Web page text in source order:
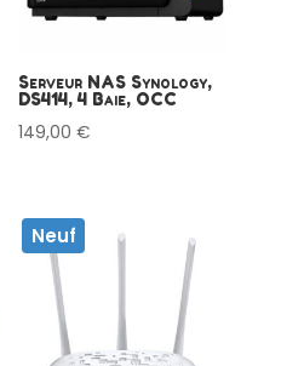
Serveur NAS Synology,
DS414, 4 Baie, OCC
149,00€
Neuf